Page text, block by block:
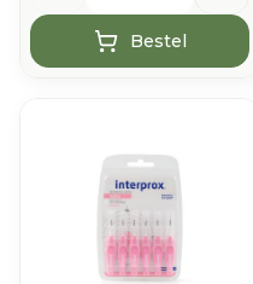
Bestel